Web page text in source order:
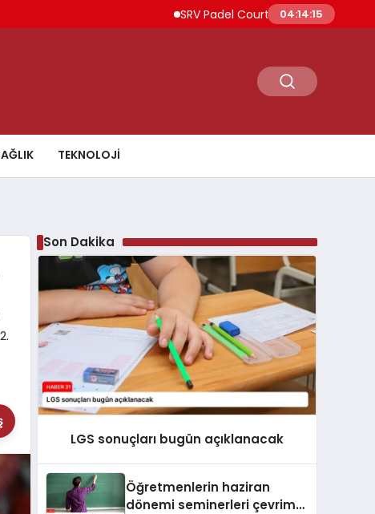
SRV Padel Court, 24 Ülkeye İhracat
04:14:16
TEKNOLOJI
Son Dakika
LGS sonuçları bugün açıklanacak
Öğretmenlerin haziran
dönemi seminerleri çevrim